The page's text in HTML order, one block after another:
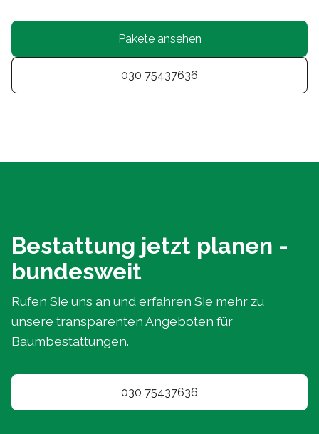
Pakete ansehen
030 75437636
Bestattung jetzt planen -
bundesweit
Rufen Sie uns an und erfahren Sie mehr zu
unsere transparenten Angeboten für
Baumbestattungen.
030 75437636